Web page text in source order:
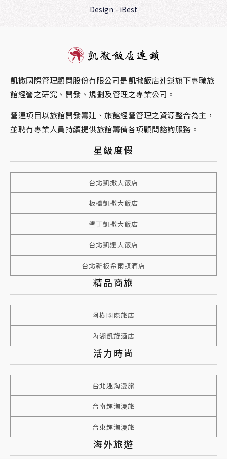
Design - iBest
凱撒國際管理顧問股份有限公司是凱撒飯店連鎖旗下專職旅
館經營之研究、開發、規劃及管理之專業公司。
營運項目以旅館開發籌建、旅館經營管理之資源整合為主，
並聘有專業人員持續提供旅館籌備各項顧問諮詢服務。
星級度假
台北凱撒大飯店
板橋凱撒大飯店
墾丁凱撒大飯店
台北凱達大飯店
台北新板希爾頓酒店
精品商旅
阿樹國際旅店
內湖凱旋酒店
活力時尚
台北趣淘漫旅
台南趣淘漫旅
台東趣淘漫旅
海外旅遊